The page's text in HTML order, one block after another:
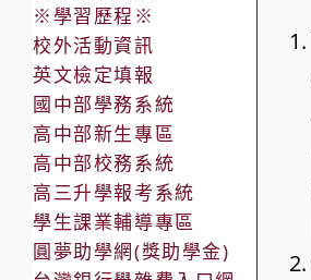
※學習歷程※
校外活動資訊
英文檢定填報
國中部學務系統
高中部新生專區
高中部校務系統
高三升學報考系統
學生課業輔導專區
圓夢助學網(獎助學金)